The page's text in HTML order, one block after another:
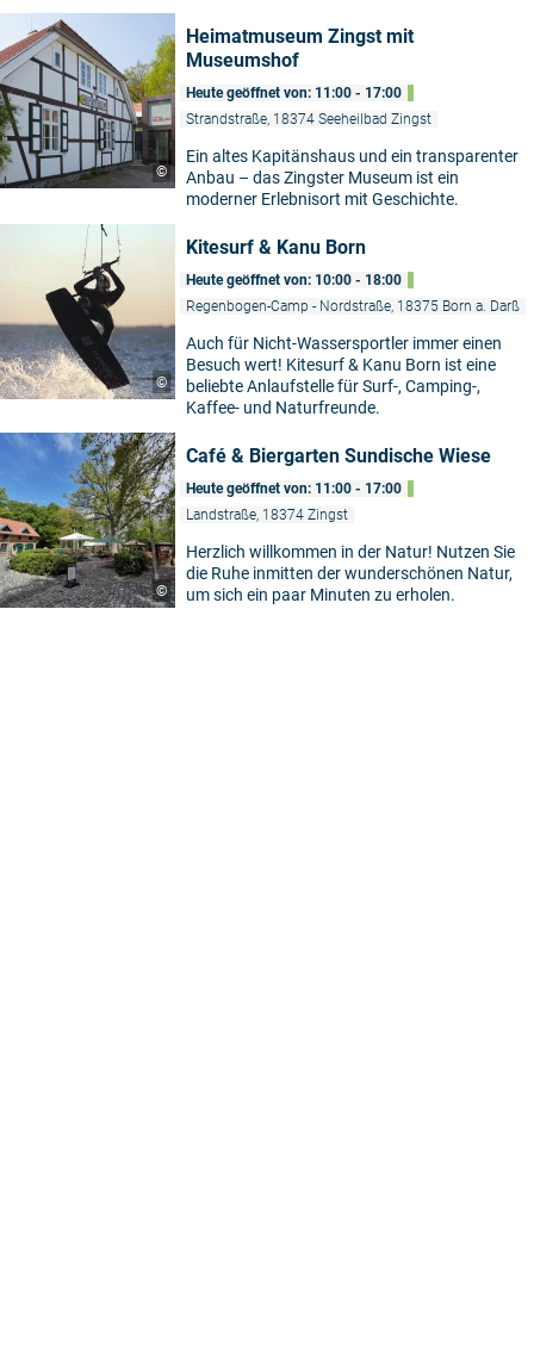
©
Heimatmuseum Zingst mit
Museumshof
Heute geöffnet von: 11:00 - 17:00
Strandstraße, 18374 Seeheilbad Zingst
Ein altes Kapitänshaus und ein transparenter
Anbau – das Zingster Museum ist ein
moderner Erlebnisort mit Geschichte.
©
Kitesurf & Kanu Born
Heute geöffnet von: 10:00 - 18:00
Regenbogen-Camp - Nordstraße, 18375 Born a. Darß
Auch für Nicht-Wassersportler immer einen
Besuch wert! Kitesurf & Kanu Born ist eine
beliebte Anlaufstelle für Surf-, Camping-,
Kaffee- und Naturfreunde.
©
Café & Biergarten Sundische Wiese
Heute geöffnet von: 11:00 - 17:00
Landstraße, 18374 Zingst
Herzlich willkommen in der Natur! Nutzen Sie
die Ruhe inmitten der wunderschönen Natur,
um sich ein paar Minuten zu erholen.